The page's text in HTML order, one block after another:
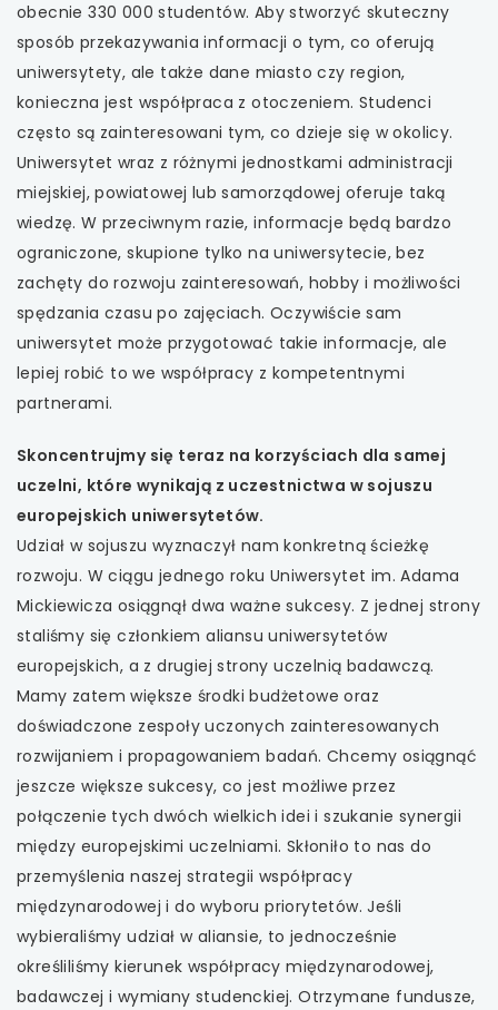
obecnie 330 000 studentów. Aby stworzyć skuteczny
sposób przekazywania informacji o tym, co oferują
uniwersytety, ale także dane miasto czy region,
konieczna jest współpraca z otoczeniem. Studenci
często są zainteresowani tym, co dzieje się w okolicy.
Uniwersytet wraz z różnymi jednostkami administracji
miejskiej, powiatowej lub samorządowej oferuje taką
wiedzę. W przeciwnym razie, informacje będą bardzo
ograniczone, skupione tylko na uniwersytecie, bez
zachęty do rozwoju zainteresowań, hobby i możliwości
spędzania czasu po zajęciach. Oczywiście sam
uniwersytet może przygotować takie informacje, ale
lepiej robić to we współpracy z kompetentnymi
partnerami.
Skoncentrujmy się teraz na korzyściach dla samej
uczelni, które wynikają z uczestnictwa w sojuszu
europejskich uniwersytetów.
Udział w sojuszu wyznaczył nam konkretną ścieżkę
rozwoju. W ciągu jednego roku Uniwersytet im. Adama
Mickiewicza osiągnął dwa ważne sukcesy. Z jednej strony
staliśmy się członkiem aliansu uniwersytetów
europejskich, a z drugiej strony uczelnią badawczą.
Mamy zatem większe środki budżetowe oraz
doświadczone zespoły uczonych zainteresowanych
rozwijaniem i propagowaniem badań. Chcemy osiągnąć
jeszcze większe sukcesy, co jest możliwe przez
połączenie tych dwóch wielkich idei i szukanie synergii
między europejskimi uczelniami. Skłoniło to nas do
przemyślenia naszej strategii współpracy
międzynarodowej i do wyboru priorytetów. Jeśli
wybieraliśmy udział w aliansie, to jednocześnie
określiliśmy kierunek współpracy międzynarodowej,
badawczej i wymiany studenckiej. Otrzymane fundusze,